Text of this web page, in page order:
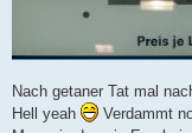
Nach getaner Tat mal
Hell yeah
Verdammt